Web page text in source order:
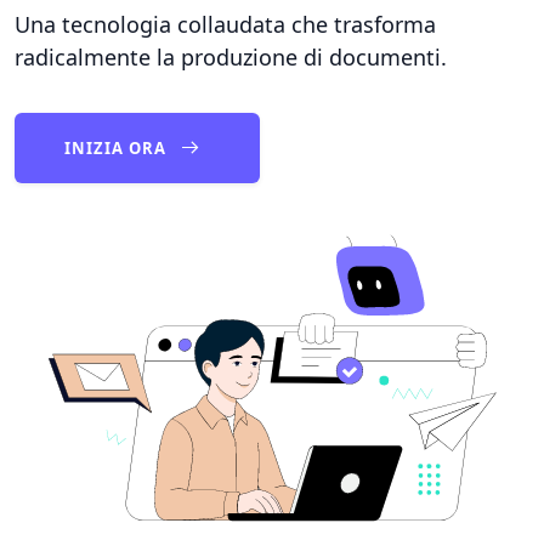
Una tecnologia collaudata che trasforma
radicalmente la produzione di documenti.
INIZIA ORA